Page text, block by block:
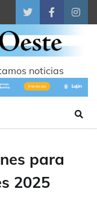
TwitterFacebook
noticias
para
2025